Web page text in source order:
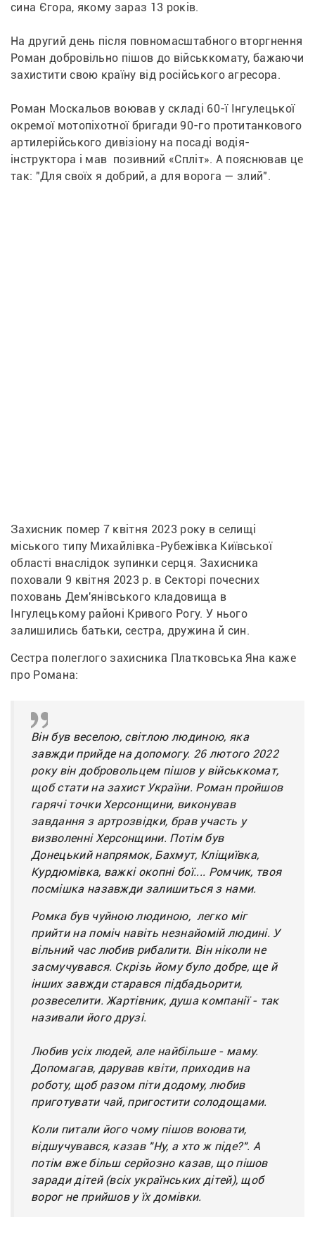
сина Єгора, якому зараз 13 років.
На другий день після повномасштабного вторгнення
Роман добровільно пішов до військкомату, бажаючи
захистити свою країну від російського агресора.
Роман Москальов воював у складі 60-ї Інгулецької
окремої мотопіхотної бригади 90-го протитанкового
артилерійського дивізіону на посаді водія-
інструктора і мав  позивний «Спліт». А пояснював це
так: "Для своїх я добрий, а для ворога — злий".
Захисник помер 7 квітня 2023 року в селищі
міського типу Михайлівка-Рубежівка Київської
області внаслідок зупинки серця. Захисника
поховали 9 квітня 2023 р. в Секторі почесних
поховань Дем'янівського кладовища в
Інгулецькому районі Кривого Рогу. У нього
залишились батьки, сестра, дружина й син.
Сестра полеглого захисника Платковська Яна каже
про Романа:
Він був веселою, світлою людиною, яка
завжди прийде на допомогу. 26 лютого 2022
року він добровольцем пішов у військкомат,
щоб стати на захист України. Роман пройшов
гарячі точки Херсонщини, виконував
завдання з артрозвідки, брав участь у
визволенні Херсонщини. Потім був
Донецький напрямок, Бахмут, Кліщиївка,
Курдюмівка, важкі окопні бої.... Ромчик, твоя
посмішка назавжди залишиться з нами.
Ромка був чуйною людиною,  легко міг
прийти на поміч навіть незнайомій людині. У
вільний час любив рибалити. Він ніколи не
засмучувався. Скрізь йому було добре, ще й
інших завжди старався підбадьорити,
розвеселити. Жартівник, душа компанії - так
називали його друзі.
Любив усіх людей, але найбільше - маму.
Допомагав, дарував квіти, приходив на
роботу, щоб разом піти додому, любив
приготувати чай, пригостити солодощами.
Коли питали його чому пішов воювати,
відшучувався, казав "Ну, а хто ж піде?". А
потім вже більш серйозно казав, що пішов
заради дітей (всіх українських дітей), щоб
ворог не прийшов у їх домівки.